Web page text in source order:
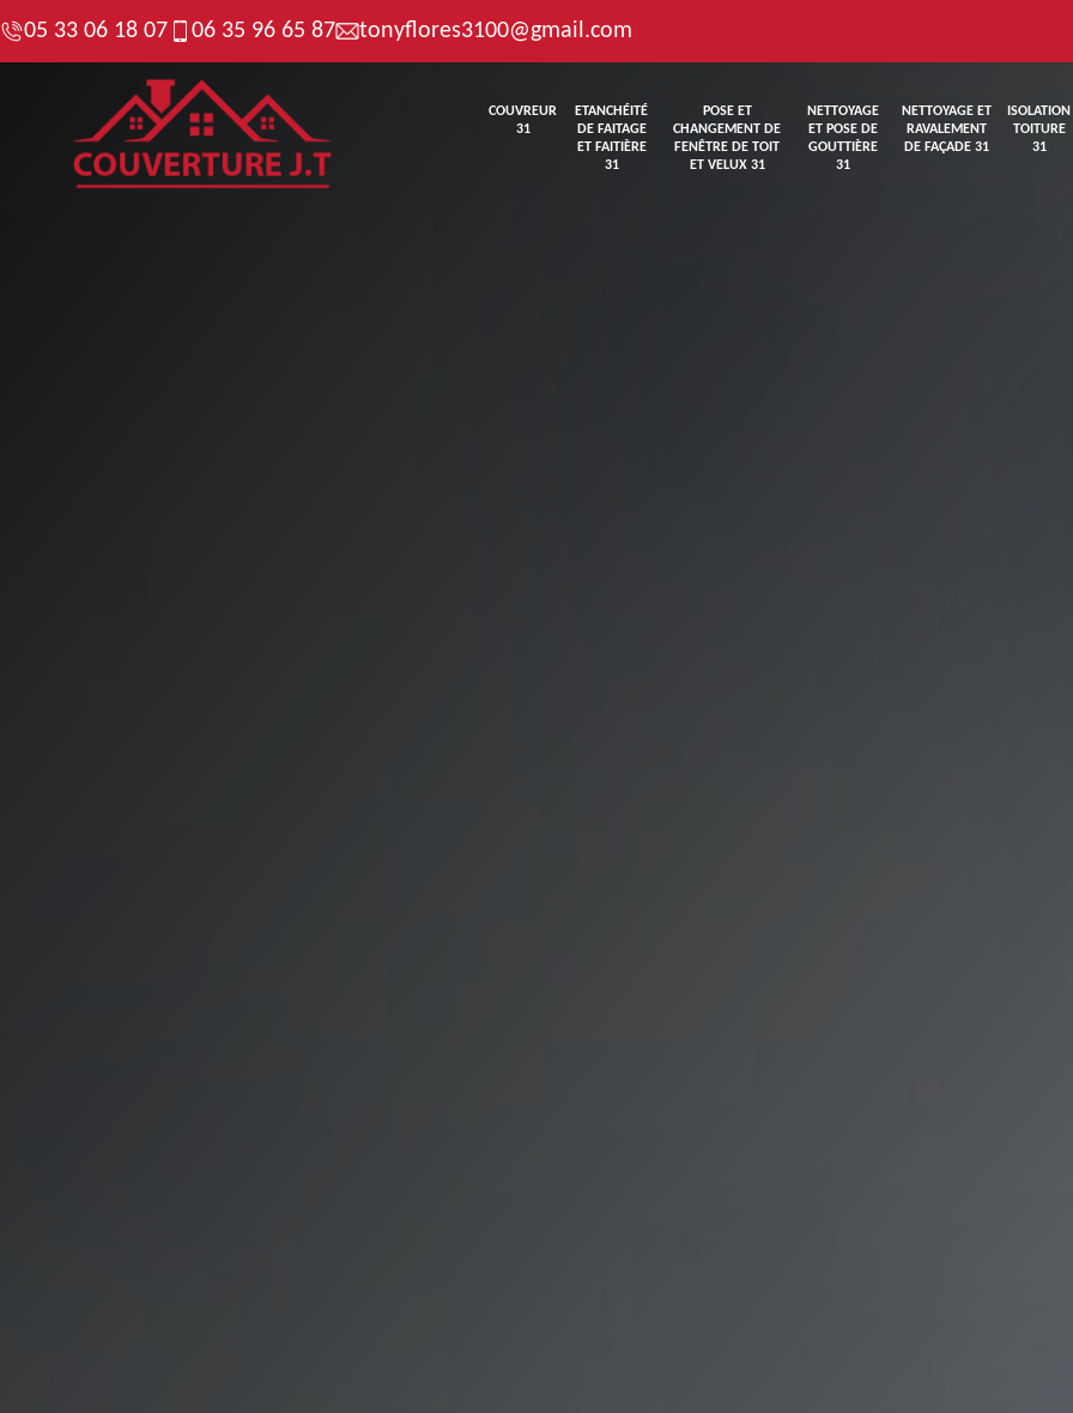
05 33 06 18 07 06 35 96 65 87 tonyflores3100@gmail.com
COUVREUR
31
ETANCHÉITÉ
DE FAITAGE
ET FAITIÈRE
31
POSE ET
CHANGEMENT DE
FENÊTRE DE TOIT
ET VELUX 31
NETTOYAGE
ET POSE DE
GOUTTIÈRE
31
NETTOYAGE ET
RAVALEMENT
DE FAÇADE 31
ISOLATION
TOITURE
31